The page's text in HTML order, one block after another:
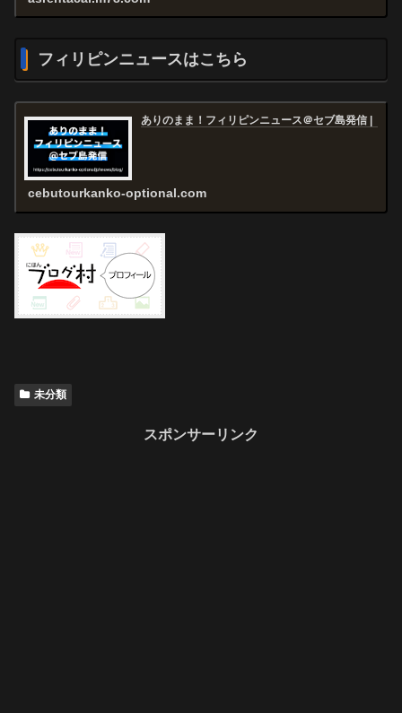
フィリピンニュースはこちら
ありのまま！フィリピンニュース＠セブ島発信 |
cebutourkanko-optional.com
未分類
スポンサーリンク